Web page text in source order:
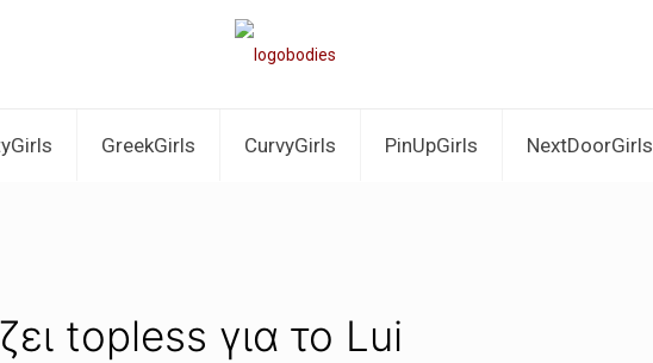
GreekGirls CurvyGirls PinUpGirls NextDoorGirls
topless για το Lui